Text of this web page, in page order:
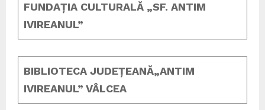
FUNDAȚIA CULTURALĂ „SF. ANTIM
IVIREANUL”
BIBLIOTECA JUDEȚEANĂ„ANTIM
IVIREANUL” VÂLCEA